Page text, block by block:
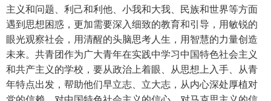
主义和问题、利己和利他、小我和大我、民族和世界等方面
遇到思想困惑，更加需要深入细致的教育和引导，用敏锐的
眼光观察社会，用清醒的头脑思考人生，用智慧的力量创造
未来。共青团作为广大青年在实践中学习中国特色社会主义
和共产主义的学校，要从政治上着眼、从思想上入手、从青
年特点出发，帮助他们早立志、立大志，从内心深处厚植对